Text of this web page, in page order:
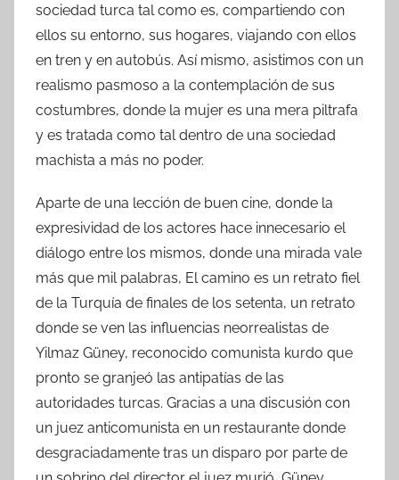
sociedad turca tal como es, compartiendo con
ellos su entorno, sus hogares, viajando con ellos
en tren y en autobús. Así mismo, asistimos con un
realismo pasmoso a la contemplación de sus
costumbres, donde la mujer es una mera piltrafa
y es tratada como tal dentro de una sociedad
machista a más no poder.
Aparte de una lección de buen cine, donde la
expresividad de los actores hace innecesario el
diálogo entre los mismos, donde una mirada vale
más que mil palabras, El camino es un retrato fiel
de la Turquía de finales de los setenta, un retrato
donde se ven las influencias neorrealistas de
Yilmaz Güney, reconocido comunista kurdo que
pronto se granjeó las antipatías de las
autoridades turcas. Gracias a una discusión con
un juez anticomunista en un restaurante donde
desgraciadamente tras un disparo por parte de